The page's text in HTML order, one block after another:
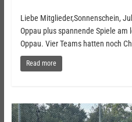
Liebe Mitglieder,Sonnenschein,
Oppau plus spannende Spiele
Oppau. Vier Teams hatten noch
Read more